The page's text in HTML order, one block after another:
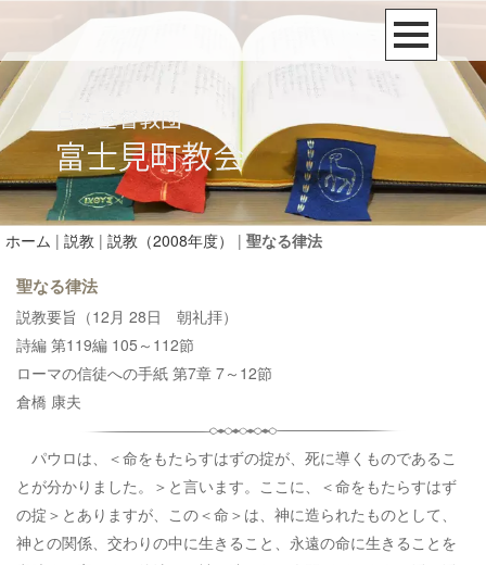
ホーム | 説教 | 説教（2008年度） | 聖なる律法
聖なる律法
説教要旨（12月 28日 朝礼拝）
詩編 第119編 105～112節
ローマの信徒への手紙 第7章 7～12節
倉橋 康夫
パウロは、＜命をもたらすはずの掟が、死に導くものであるこ
とが分かりました。＞と言います。ここに、＜命をもたらすはず
の掟＞とありますが、この＜命＞は、神に造られたものとして、
神との関係、交わりの中に生きること、永遠の命に生きることを